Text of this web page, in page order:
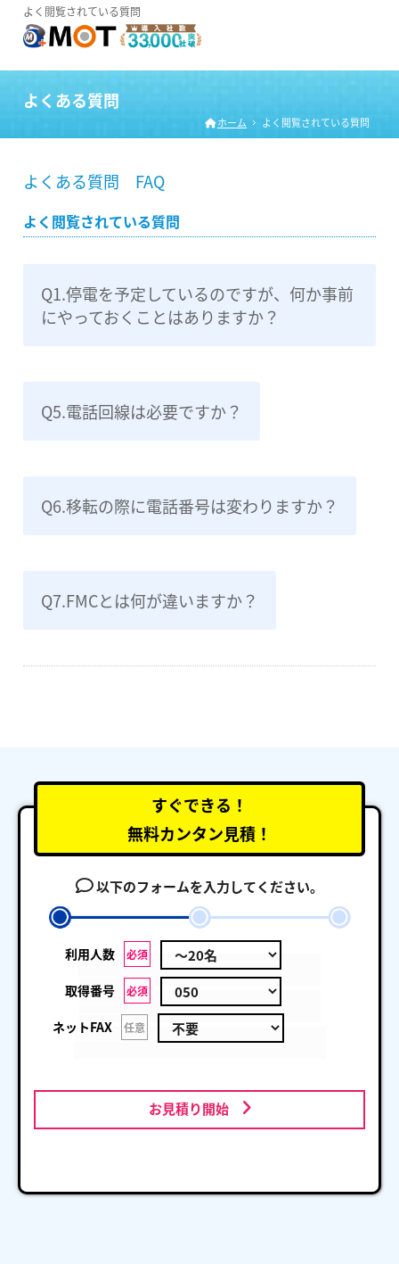
よく閲覧されている質問
よくある質問
ホーム よく閲覧されている質問
よくある質問 FAQ
よく閲覧されている質問
Q1.停電を予定しているのですが、何か事前
にやっておくことはありますか？
Q5.電話回線は必要ですか？
Q6.移転の際に電話番号は変わりますか？
Q7.FMCとは何が違いますか？
すぐできる！
無料カンタン見積！
以下のフォームを入力してください。
利用人数 必須
取得番号 必須
ネットFAX 任意
お見積り開始